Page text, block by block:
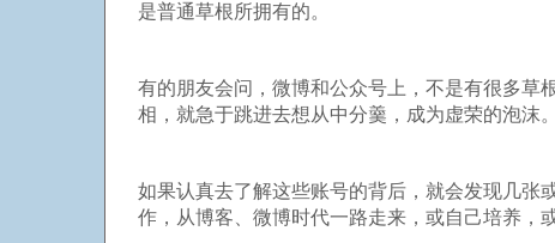
是普通草根所拥有的。
有的朋友会问，微博和公众号上，不是有很多草
相，就急于跳进去想从中分羹，成为虚荣的泡沫。
如果认真去了解这些账号的背后，就会发现几张
作，从博客、微博时代一路走来，或自己培养，